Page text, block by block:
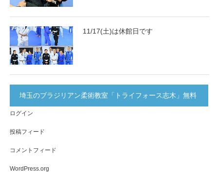
11/17(土)は休館日です
埼玉のブラジリアン柔術教室「トライフォース志木」無料
体験実施中！
ログイン
投稿フィード
コメントフィード
WordPress.org